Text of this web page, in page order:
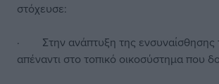
στόχευσε:
· Στην ανάπτυξη της ενσυναίσθησης
απέναντι στο τοπικό οικοσύστημα που